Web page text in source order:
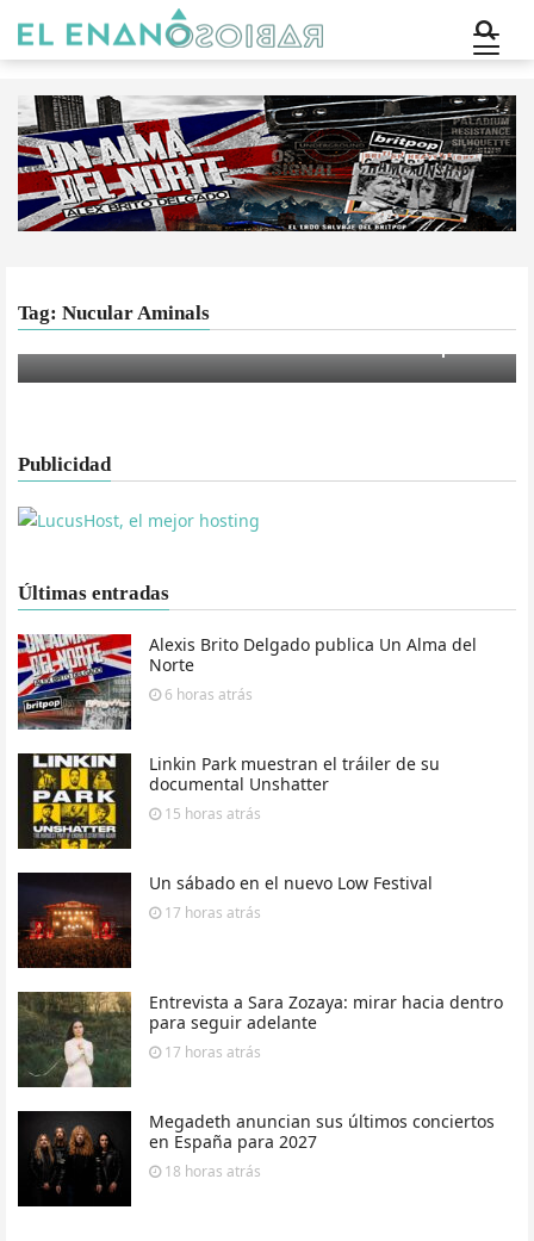
Tag: Nucular Aminals
MÚSICA
Publicidad
Últimas entradas
Alexis Brito Delgado publica Un Alma del
Norte
6 horas atrás
Linkin Park muestran el tráiler de su
documental Unshatter
15 horas atrás
Un sábado en el nuevo Low Festival
17 horas atrás
Entrevista a Sara Zozaya: mirar hacia dentro
para seguir adelante
17 horas atrás
Megadeth anuncian sus últimos conciertos
en España para 2027
18 horas atrás